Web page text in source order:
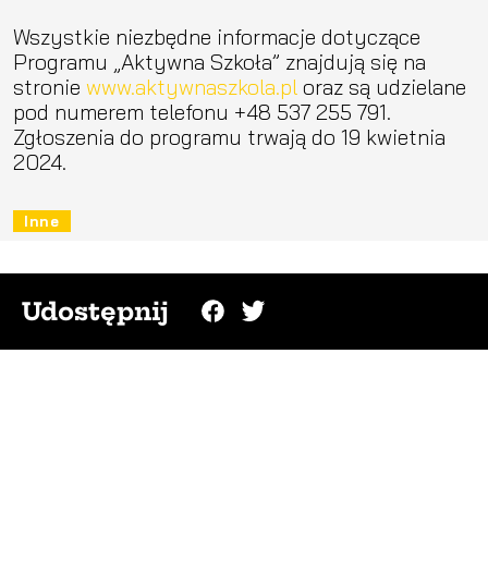
Wszystkie niezbędne informacje dotyczące
Programu „Aktywna Szkoła” znajdują się na
stronie www.aktywnaszkola.pl oraz są udzielane
pod numerem telefonu +48 537 255 791.
Zgłoszenia do programu trwają do 19 kwietnia
2024.
Inne
Udostępnij